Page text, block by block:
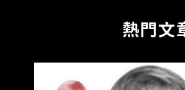
熱門文